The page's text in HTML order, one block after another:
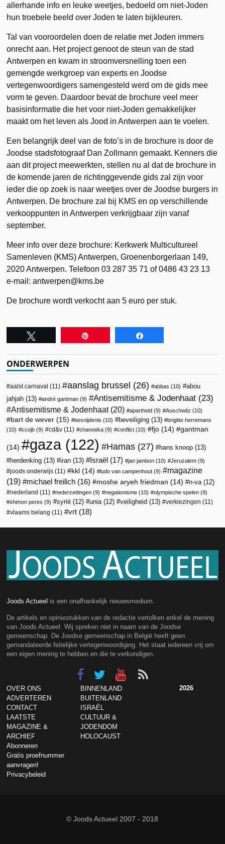
allerhande info en leuke weetjes, bedoeld om niet-Joden
hun troebele beeld over Joden te laten bijkleuren.
Tal van vooroordelen doen de relatie met Joden immers
onrecht aan. Het project genoot de steun van de stad
Antwerpen en kwam in stroomversnelling toen een
gemengde werkgroep van experts en Joodse
vertegenwoordigers samengesteld werd om de gids mee
vorm te geven. Daardoor bevat de brochure veel meer
basisinformatie die het voor niet-Joden gemakkelijker
maakt om het leven als Jood in Antwerpen aan te voelen.
Een belangrijk deel van de foto’s in de brochure is door de
Joodse stadsfotograaf Dan Zollmann gemaakt. Kenners die
aan dit project meewerkten, stellen nu al dat de brochure in
de komende jaren de richtinggevende gids zal zijn voor
ieder die op zoek is naar weetjes over de Joodse burgers in
Antwerpen. De brochure zal bij KMS en op verschillende
verkooppunten in Antwerpen verkrijgbaar zijn vanaf
september.
Meer info over deze brochure: Kerkwerk Multicultureel
Samenleven (KMS) Antwerpen, Groenenborgerlaan 149,
2020 Antwerpen. Telefoon 03 287 35 71 of 0486 43 23 13
e-mail: antwerpen@kms.be
De brochure wordt verkocht aan 5 euro per stuk.
ONDERWERPEN
aalst carnaval (11) aanslag brussel (26) abbas (10)
abou
jahjah (13) andré gantman (9) Antisemitisme & Jodenhaat (23)
Antisemitisme & Jodenhaat(20) apartheid (9) Auschwitz (10)
bart de wever (15) besnijdenis (10) beveiliging (13)
brigitte herremans
(10)
ccojb (9) cd&v (11) chanoeka (9) conflict (10) fjo (14) gantman
(14) gaza (122) Hamas (27) hans knoop (13)
herdenking (13) iran (13) Israël (17) jan jambon (10) Jeruzalem (9)
joods onderwijs (11) kkl (14) ludo van campenhout (9)
magazine
(19)
michael freilich (16) moshe aryeh friedman (14) n-va (12)
nederland (11) nederzettingen (9) negationisme (10) olympische spelen (9)
shimon peres (9) syrië (12) unia (12) veiligheid (13) verkiezingen (11)
vlaams belang (11) vrt (18)
Joods Actueel is een onafhankelijk nieuwsmedium.
De artikels en opiniestukken van de redactie vertolken enkel de mening
van Joods Actueel. Wij spreken niet in naam van de Joodse
gemeenschap. De Joodse gemeenschap in België heeft geen
gemandateerde feitelijke vertegenwoordiging. Het staat iedereen vrij om
een eigen mening te hebben en die te verkondigen.
OVER ONS
ADVERTEREN
CONTACT
LAATSTE
MAGAZINE &
ARCHIEF
Abonneren
Gratis proefnummer
aanvragen!
Privacybeleid
BINNENLAND
BUITENLAND
ISRAËL
CULTUUR &
JODENDOM
HOLOCAUST
2026
© Joods Actueel 2007 - 2018